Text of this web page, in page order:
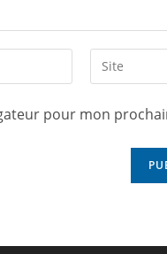
pour mon